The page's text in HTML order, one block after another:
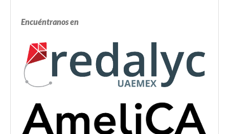
Encuéntranos en